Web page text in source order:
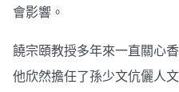
會影響。
饒宗頤教授多年來一直關心
他欣然擔任了孫少文伉儷人